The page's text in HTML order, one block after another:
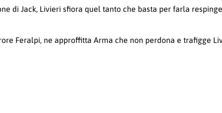
di Jack, Livieri sfiora quel tanto che basta per farla
Feralpi, ne approffitta Arma che non perdona e trafigge